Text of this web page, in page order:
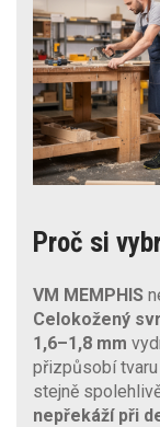
Proč si
VM MEMPHIS
Celokožený
1,6–1,8 mm
přizpůsobí
stejně
nepřekáží při